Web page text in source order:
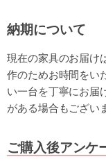
納期について
現在の家具のお届け
作のためお時間をい
い一台を丁寧にお届
がある場合もござい
ご購入後アンケ